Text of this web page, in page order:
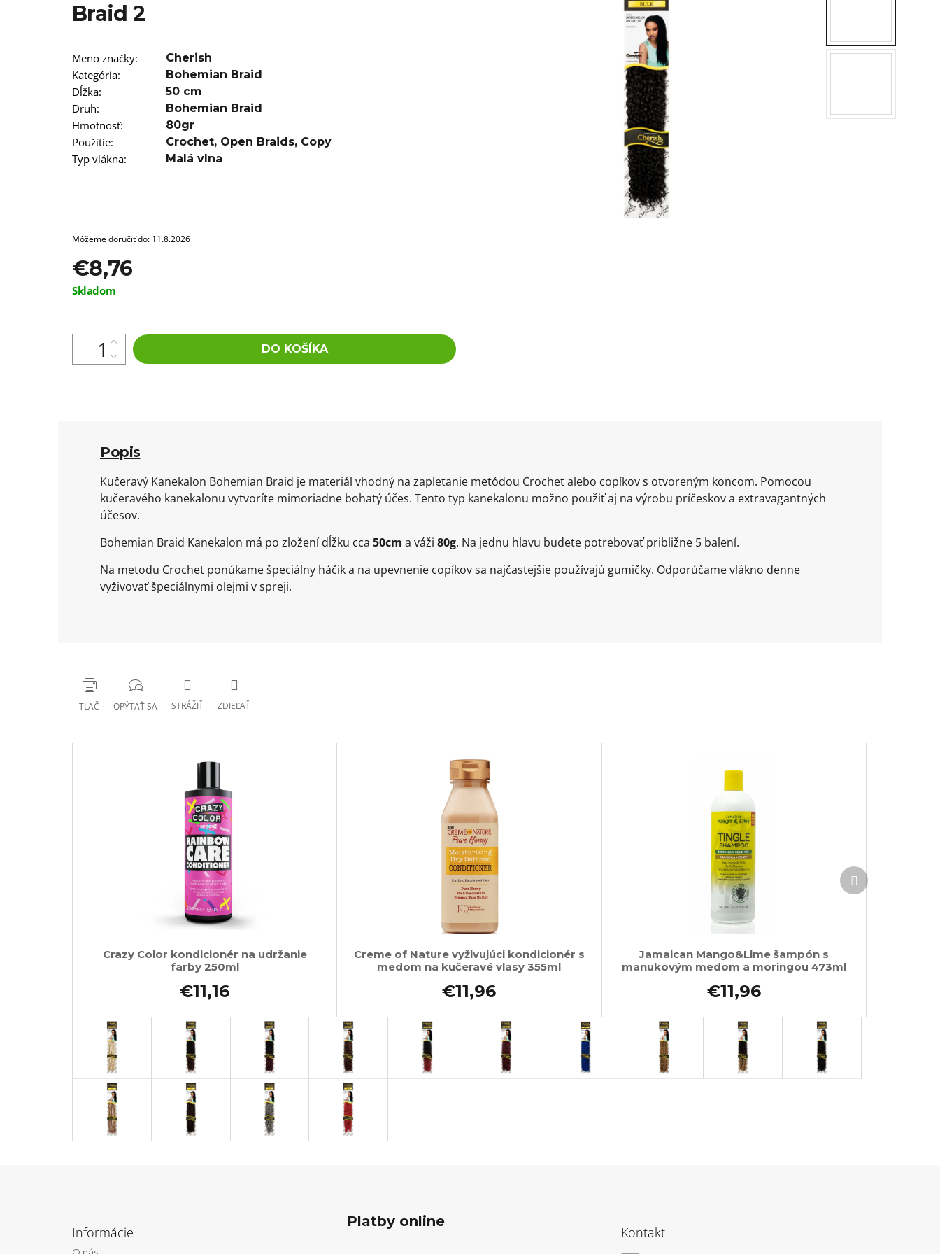
Braid 2
Meno značky: Cherish
Kategória: Bohemian Braid
Dĺžka: 50 cm
Druh: Bohemian Braid
Hmotnosť: 80gr
Použitie: Crochet, Open Braids, Copy
Typ vlákna: Malá vlna
Môžeme doručiť do: 11.8.2026
€8,76
Jednotková
Skladom
DO KOŠÍKA
Popis
Kučeravý Kanekalon Bohemian Braid je materiál vhodný na zapletanie metódou Crochet alebo copíkov s otvoreným koncom. Pomocou
kučeravého kanekalonu vytvoríte mimoriadne bohatý účes. Tento typ kanekalonu možno použiť aj na výrobu príčeskov a extravagantných
účesov.
Bohemian Braid Kanekalon má po zložení dĺžku cca 50cm a váži 80g. Na jednu hlavu budete potrebovať približne 5 balení.
Na metodu Crochet ponúkame špeciálny háčik a na upevnenie copíkov sa najčastejšie používajú gumičky. Odporúčame vlákno denne
vyživovať špeciálnymi olejmi v spreji.
TLAČ OPÝTAŤ SA STRÁŽIŤ ZDIEĽAŤ
Crazy Color kondicionér na udržanie
farby 250ml
€11,16
Creme of Nature vyživujúci kondicionér s
medom na kučeravé vlasy 355ml
€11,96
Jamaican Mango&Lime šampón s
manukovým medom a moringou 473ml
€11,96
Ďalší
produkt
€5,96
Informácie
O nás
Platby online
Kontakt